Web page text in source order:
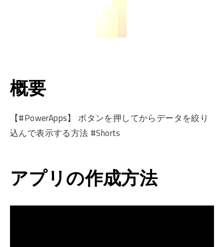
概要
【#PowerApps】 ボタンを押してからデータを絞り
込んで表示する方法 #Shorts
アプリの作成方法